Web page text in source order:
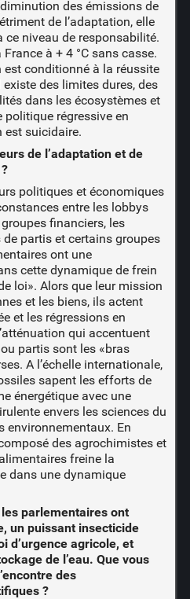
des émissions de
de l’adaptation, elle
ce niveau de responsabilité.
à + 4 °C sans casse.
est conditionné à la réussite
des limites dures, des
dans les écosystèmes et
régressive en
est suicidaire.
de l’adaptation et de
politiques et économiques
entre les lobbys
financiers, les
partis et certains groupes
ont une
cette dynamique de frein
loi». Alors que leur mission
et les biens, ils actent
et les régressions en
qui accentuent
partis sont les «bras
A l’échelle internationale,
sapent les efforts de
énergétique avec une
envers les sciences du
environnementaux. En
des agrochimistes et
freine la
dans une dynamique
parlementaires ont
un puissant insecticide
d’urgence agricole, et
de l’eau. Que vous
des
?